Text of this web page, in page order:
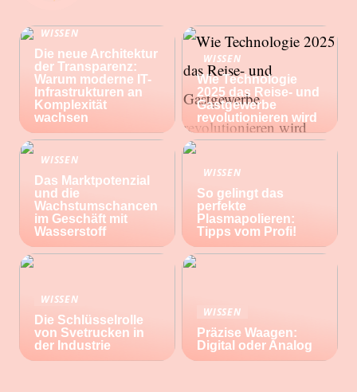
WISSEN
Die neue Architektur
der Transparenz:
Warum moderne IT-
Infrastrukturen an
Komplexität
wachsen
WISSEN
Wie Technologie
2025 das Reise- und
Gastgewerbe
revolutionieren wird
WISSEN
Das Marktpotenzial
und die
Wachstumschancen
im Geschäft mit
Wasserstoff
WISSEN
So gelingt das
perfekte
Plasmapolieren:
Tipps vom Profi!
WISSEN
Die Schlüsselrolle
von Svetrucken in
der Industrie
WISSEN
Präzise Waagen:
Digital oder Analog